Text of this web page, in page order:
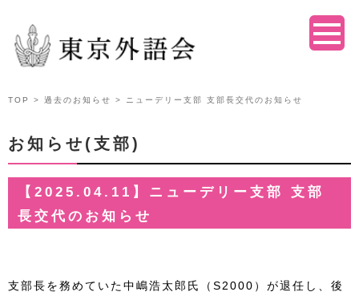
TOP > 過去のお知らせ > ニューデリー支部 支部長交代のお知らせ
お知らせ(支部)
【2025.04.11】ニューデリー支部 支部
長交代のお知らせ
支部長を務めていた中嶋浩太郎氏（S2000）が退任し、後